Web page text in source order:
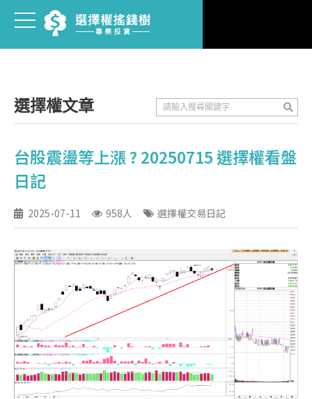
選擇權文章
台股震盪等上漲 ? 20250715 選擇權看盤
日記
2025-07-11 958人 選擇權交易日記